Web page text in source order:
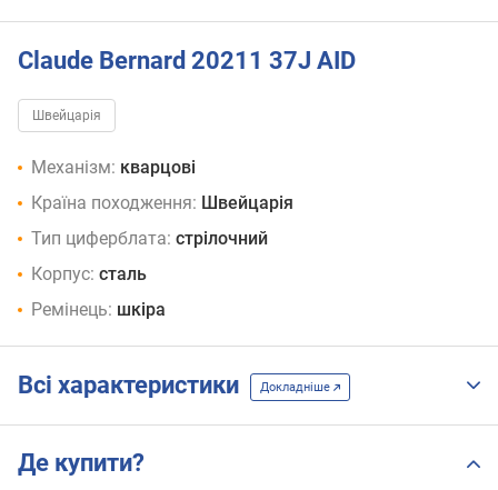
Claude Bernard 20211 37J AID
Швейцарія
Механізм: кварцові
Країна походження: Швейцарія
Тип циферблата: стрілочний
Корпус: сталь
Ремінець: шкіра
Всі характеристики Докладніше
Де купити?